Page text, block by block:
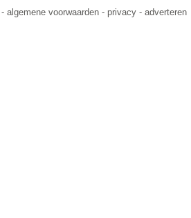
- algemene voorwaarden - privacy - adverteren